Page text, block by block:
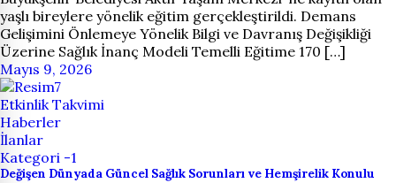
yaşlı bireylere yönelik eğitim gerçekleştirildi. Demans
Gelişimini Önlemeye Yönelik Bilgi ve Davranış Değişikliği
Üzerine Sağlık İnanç Modeli Temelli Eğitime 170 […]
Mayıs 9, 2026
Etkinlik Takvimi
Haberler
İlanlar
Kategori -1
Değişen Dünyada Güncel Sağlık Sorunları ve Hemşirelik Konulu